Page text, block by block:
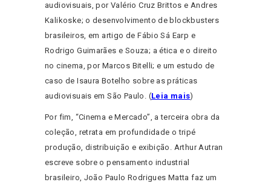
audiovisuais, por Valério Cruz Brittos e Andres
Kalikoske; o desenvolvimento de blockbusters
brasileiros, em artigo de Fábio Sá Earp e
Rodrigo Guimarães e Souza; a ética e o direito
no cinema, por Marcos Bitelli; e um estudo de
caso de Isaura Botelho sobre as práticas
audiovisuais em São Paulo. (Leia mais)
Por fim, “Cinema e Mercado”, a terceira obra da
coleção, retrata em profundidade o tripé
produção, distribuição e exibição. Arthur Autran
escreve sobre o pensamento industrial
brasileiro, João Paulo Rodrigues Matta faz um